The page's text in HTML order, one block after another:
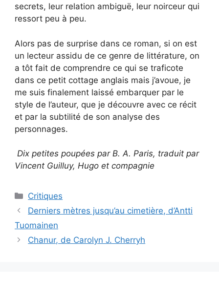
secrets, leur relation ambiguë, leur noirceur qui
ressort peu à peu.
Alors pas de surprise dans ce roman, si on est
un lecteur assidu de ce genre de littérature, on
a tôt fait de comprendre ce qui se traficote
dans ce petit cottage anglais mais j’avoue, je
me suis finalement laissé embarquer par le
style de l’auteur, que je découvre avec ce récit
et par la subtilité de son analyse des
personnages.
Dix petites poupées par B. A. Paris, traduit par
Vincent Guilluy, Hugo et compagnie
Critiques
Derniers mètres jusqu’au cimetière, d’Antti
Tuomainen
Chanur, de Carolyn J. Cherryh